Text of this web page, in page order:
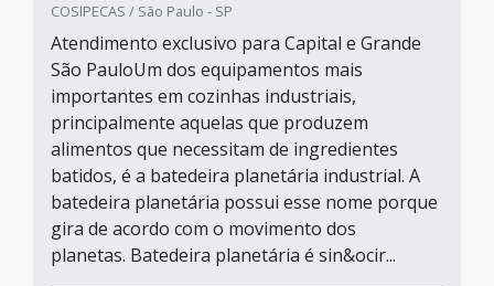
COSIPECAS / São Paulo - SP
Atendimento exclusivo para Capital e Grande
São PauloUm dos equipamentos mais
importantes em cozinhas industriais,
principalmente aquelas que produzem
alimentos que necessitam de ingredientes
batidos, é a batedeira planetária industrial. A
batedeira planetária possui esse nome porque
gira de acordo com o movimento dos
planetas. Batedeira planetária é sin&ocir...